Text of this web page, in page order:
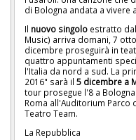
di Bologna andata a vivere
Il nuovo singolo estratto
Music) arriva domani, 7
dicembre proseguirà in
quattro appuntamenti
l'Italia da nord a sud. La
2016" sarà il 5 dicembre a
tour prosegue l'8 a
Roma all'Auditorium Parco
Teatro Team.
La Repubblica